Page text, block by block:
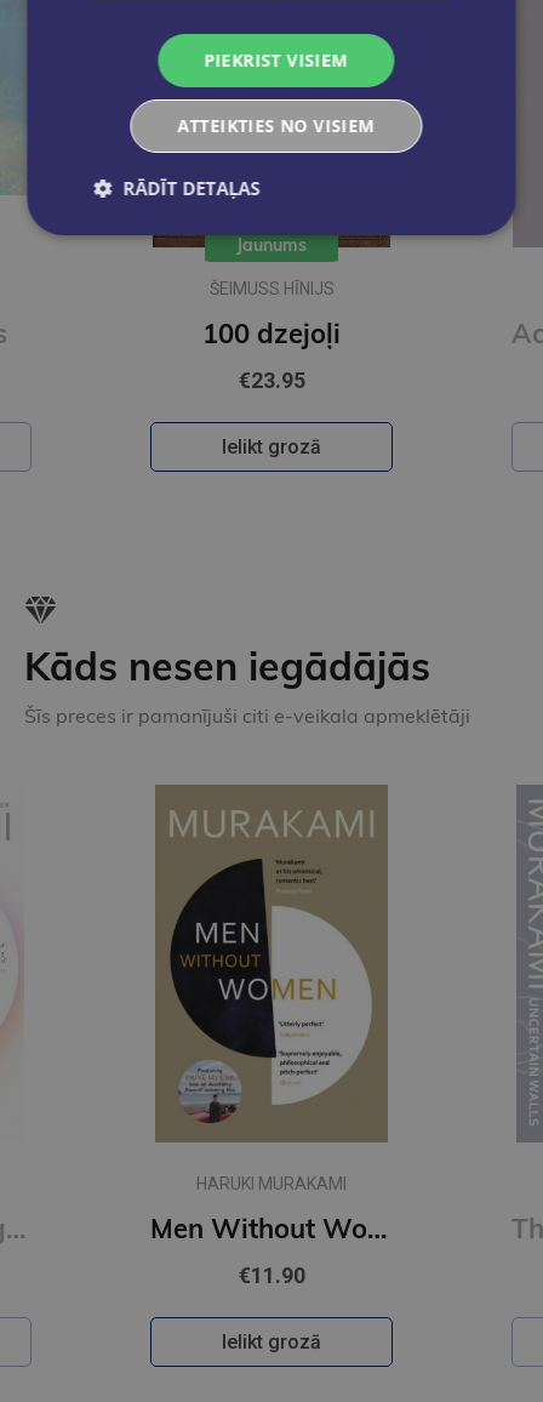
Jaunums
ŠEIMUSS HĪNIJS
100 dzejoļi
€23.95
Ielikt grozā
Kāds nesen iegādājās
Šīs preces ir pamanījuši citi e-veikala apmeklētāji
First Person Singular : mind-bending new collection of short stories
HARUKI MURAKAMI
Men Without Women
€11.90
Ielikt grozā
PIEKRIST VISIEM
ATTEIKTIES NO VISIEM
RĀDĪT DETAĻAS